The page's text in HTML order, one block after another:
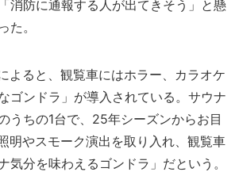
消防に通報する人が出てきそう」と懸
た。
よると、観覧車にはホラー、カラオケ
ゴンドラ」が導入されている。サウナ
うちの1台で、25年シーズンからお目
明やスモーク演出を取り入れ、観覧車
気分を味わえるゴンドラ」だという。